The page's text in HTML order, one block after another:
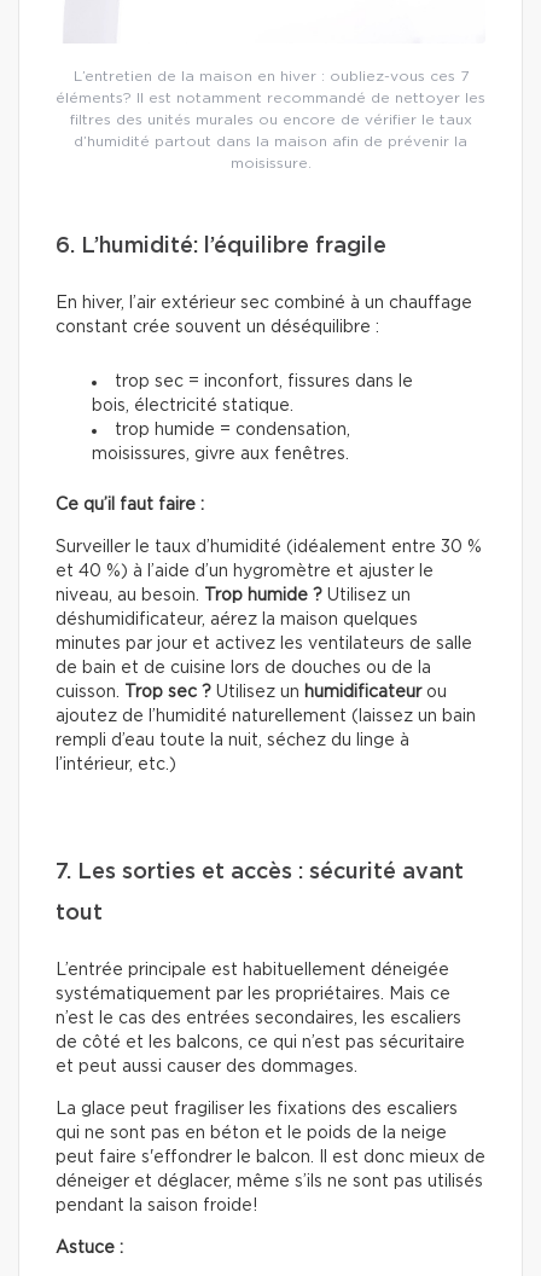
L’entretien de la maison en hiver : oubliez-vous ces 7
éléments? Il est notamment recommandé de nettoyer les
filtres des unités murales ou encore de vérifier le taux
d’humidité partout dans la maison afin de prévenir la
moisissure.
6. L’humidité: l’équilibre fragile
En hiver, l’air extérieur sec combiné à un chauffage
constant crée souvent un déséquilibre :
trop sec = inconfort, fissures dans le
bois, électricité statique.
trop humide = condensation,
moisissures, givre aux fenêtres.
Ce qu’il faut faire :
Surveiller le taux d’humidité (idéalement entre 30 %
et 40 %) à l’aide d’un hygromètre et ajuster le
niveau, au besoin.
Trop humide ? Utilisez un
déshumidificateur, aérez la maison quelques
minutes par jour et activez les ventilateurs de salle
de bain et de cuisine lors de douches ou de la
cuisson.
Trop sec ? Utilisez un humidificateurou
ajoutez de l’humidité naturellement (laissez un bain
rempli d’eau toute la nuit, séchez du linge à
l’intérieur, etc.)
7. Les sorties et accès : sécurité avant
tout
L’entrée principale est habituellement déneigée
systématiquement par les propriétaires. Mais ce
n’est le cas des entrées secondaires, les escaliers
de côté et les balcons, ce qui n’est pas sécuritaire
et peut aussi causer des dommages.
La glace peut fragiliser les fixations des escaliers
qui ne sont pas en béton et le poids de la neige
peut faire s'effondrer le balcon. Il est donc mieux de
déneiger et déglacer, même s’ils ne sont pas utilisés
pendant la saison froide!
Astuce :